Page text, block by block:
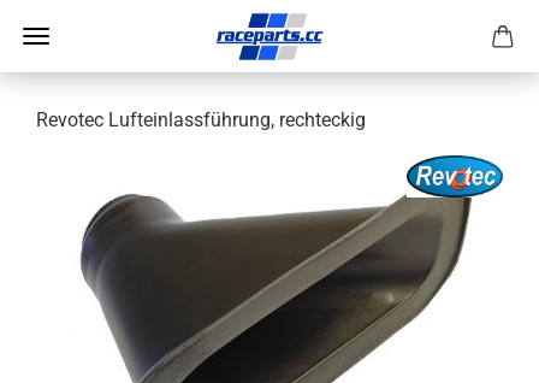
Revotec Lufteinlassführung, rechteckig